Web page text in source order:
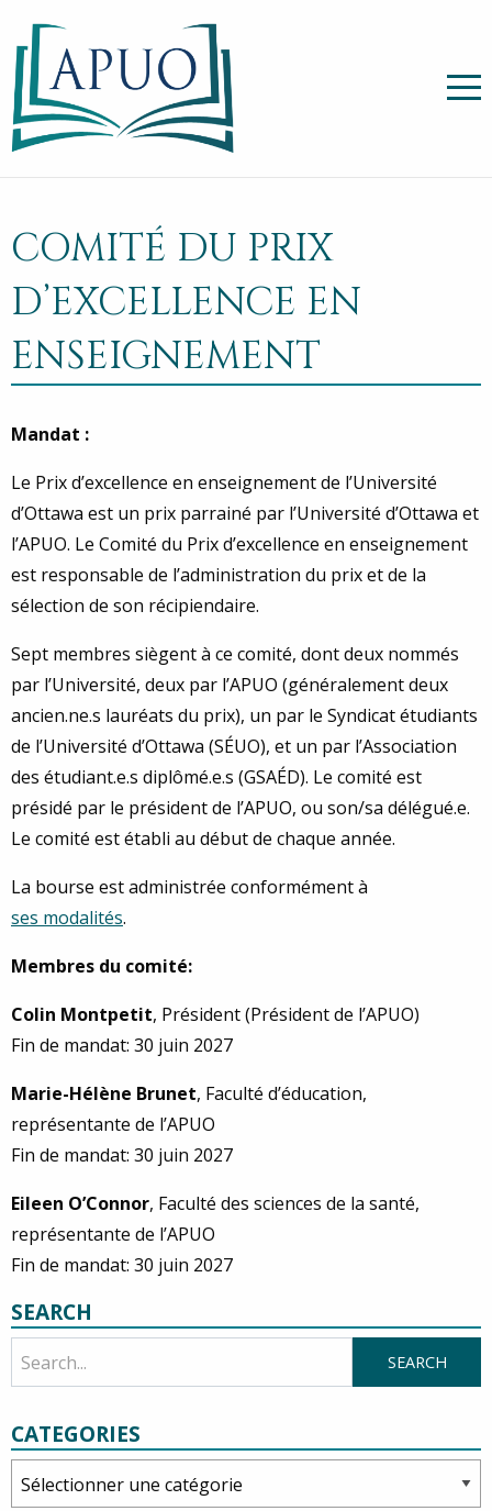
COMITÉ DU PRIX
D’EXCELLENCE EN
ENSEIGNEMENT
Mandat :
Le Prix d’excellence en enseignement de l’Université
d’Ottawa est un prix parrainé par l’Université d’Ottawa et
l’APUO. Le Comité du Prix d’excellence en enseignement
est responsable de l’administration du prix et de la
sélection de son récipiendaire.
Sept membres siègent à ce comité, dont deux nommés
par l’Université, deux par l’APUO (généralement deux
ancien.ne.s lauréats du prix), un par le Syndicat étudiants
de l’Université d’Ottawa (SÉUO), et un par l’Association
des étudiant.e.s diplômé.e.s (GSAÉD). Le comité est
présidé par le président de l’APUO, ou son/sa délégué.e.
Le comité est établi au début de chaque année.
La bourse est administrée conformément à
ses modalités.
Membres du comité:
Colin Montpetit, Président (Président de l’APUO)
Fin de mandat: 30 juin 2027
Marie-Hélène Brunet, Faculté d’éducation,
représentante de l’APUO
Fin de mandat: 30 juin 2027
Eileen O’Connor, Faculté des sciences de la santé,
représentante de l’APUO
Fin de mandat: 30 juin 2027
SEARCH
CATEGORIES